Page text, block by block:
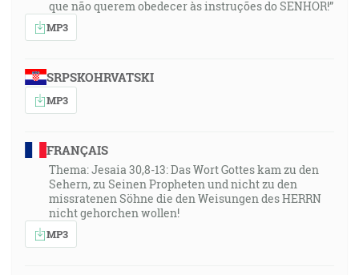
que não querem obedecer às instruções do SENHOR!”
MP3
SRPSKOHRVATSKI
MP3
FRANÇAIS
Thema: Jesaia 30,8-13: Das Wort Gottes kam zu den
Sehern, zu Seinen Propheten und nicht zu den
missratenen Söhne die den Weisungen des HERRN
nicht gehorchen wollen!
MP3